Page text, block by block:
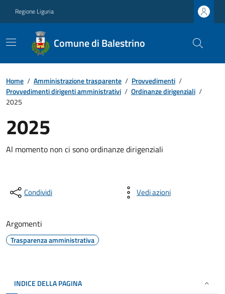
Regione Liguria
Comune di Balestrino
Home / Amministrazione trasparente / Provvedimenti /
Provvedimenti dirigenti amministrativi / Ordinanze dirigenziali /
2025
2025
Al momento non ci sono ordinanze dirigenziali
Condividi Vedi azioni
Argomenti
Trasparenza amministrativa
INDICE DELLA PAGINA